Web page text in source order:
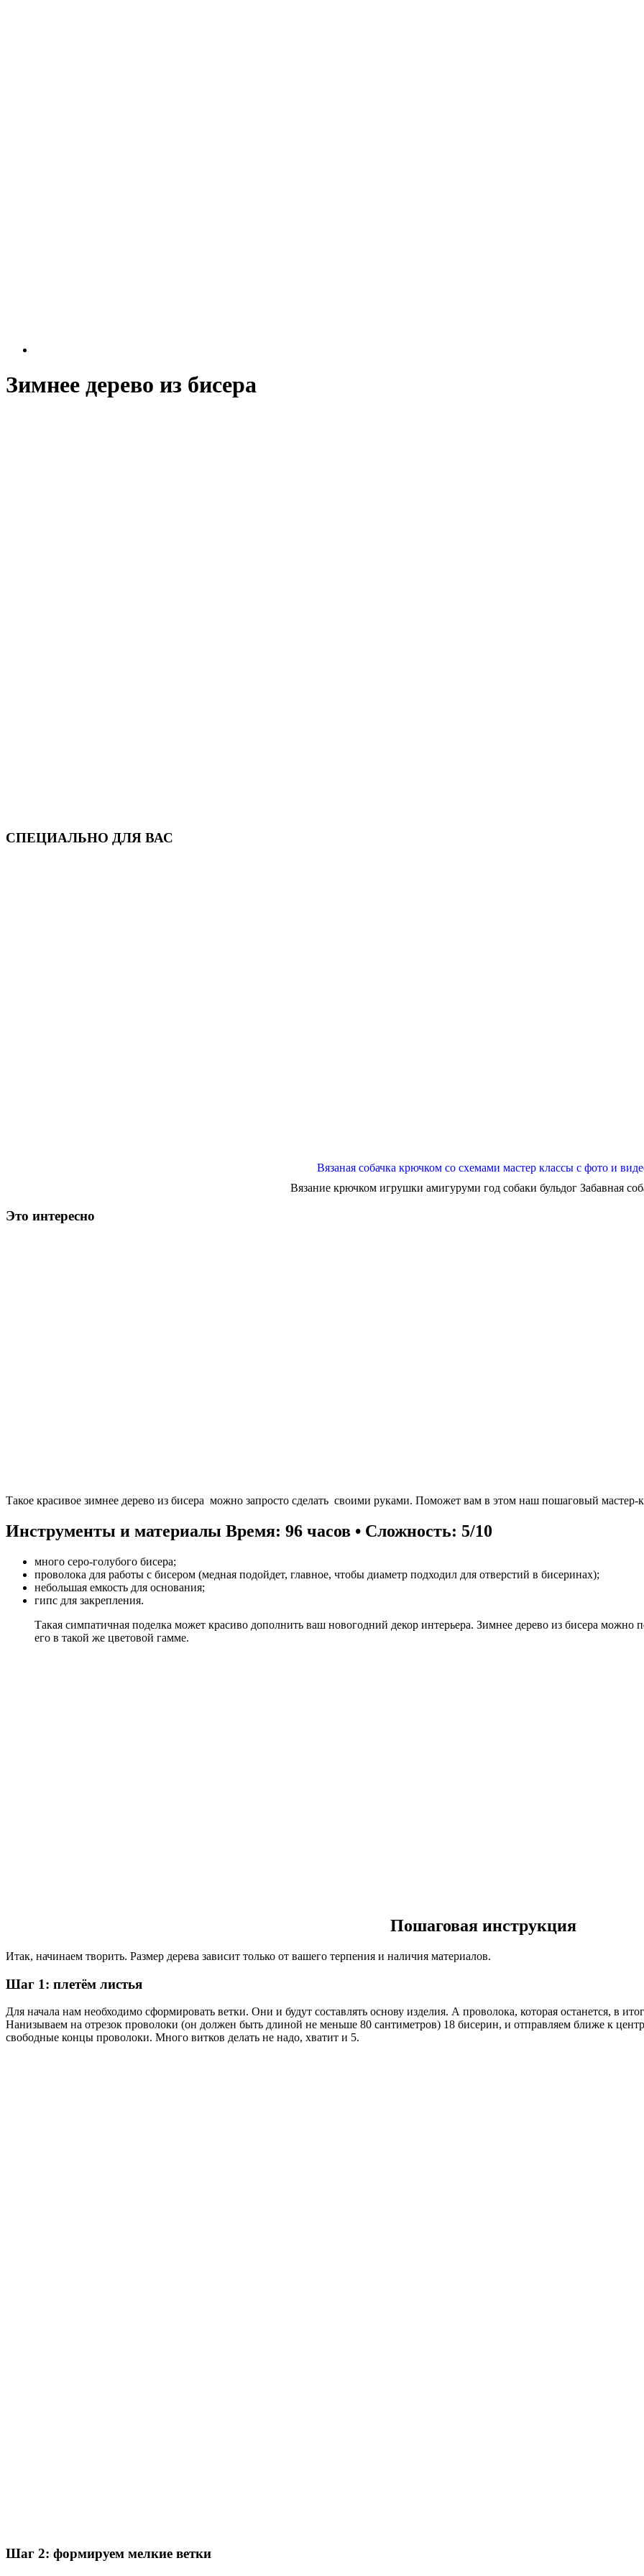
Зимнее дерево из бисера
СПЕЦИАЛЬНО ДЛЯ ВАС
Вязаная собачка крючком со схемами мастер классы с фото и
Вязание крючком игрушки амигуруми год собаки бульдог Забавная
Это интересно
Такое красивое зимнее дерево из бисера можно запросто сделать своими руками. Поможет вам в этом наш пошаговый мастер-
Инструменты и материалы Время: 96 часов • Сложность: 5/10
много серо-голубого бисера;
проволока для работы с бисером (медная подойдет, главное, чтобы диаметр подходил для отверстий в бисеринах);
небольшая емкость для основания;
гипс для закрепления.
Такая симпатичная поделка может красиво дополнить ваш новогодний декор интерьера. Зимнее дерево из бисера можно
его в такой же цветовой гамме.
Пошаговая инструкция
Итак, начинаем творить. Размер дерева зависит только от вашего терпения и наличия материалов.
Шаг 1: плетём листья
Для начала нам необходимо сформировать ветки. Они и будут составлять основу изделия. А проволока, которая останется, в
Нанизываем на отрезок проволоки (он должен быть длиной не меньше 80 сантиметров) 18 бисерин, и отправляем ближе к
свободные концы проволоки. Много витков делать не надо, хватит и 5.
Шаг 2: формируем мелкие ветки